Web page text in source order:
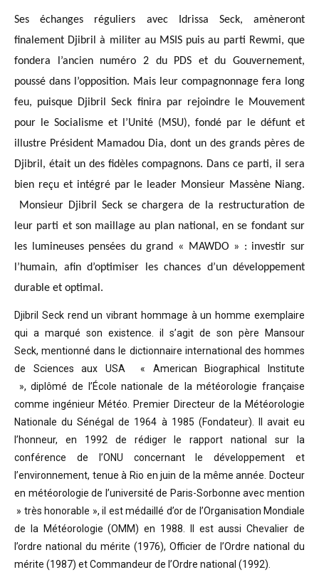
Ses échanges réguliers avec Idrissa Seck, amèneront
finalement Djibril à militer au MSIS puis au parti Rewmi, que
fondera l’ancien numéro 2 du PDS et du Gouvernement,
poussé dans l’opposition. Mais leur compagnonnage fera long
feu, puisque Djibril Seck finira par rejoindre le Mouvement
pour le Socialisme et l’Unité (MSU), fondé par le défunt et
illustre Président Mamadou Dia, dont un des grands pères de
Djibril, était un des fidèles compagnons. Dans ce parti, il sera
bien reçu et intégré par le leader Monsieur Massène Niang.
Monsieur Djibril Seck se chargera de la restructuration de
leur parti et son maillage au plan national, en se fondant sur
les lumineuses pensées du grand « MAWDO » : investir sur
l’humain, afin d’optimiser les chances d’un développement
durable et optimal.
Djibril Seck rend un vibrant hommage à un homme exemplaire
qui a marqué son existence. il s’agit de son père Mansour
Seck,mentionné dans le dictionnaire international des hommes
de Sciences aux USA « American Biographical Institute
», diplômé de l’École nationale de la météorologie française
comme ingénieur Météo. Premier Directeur de la Météorologie
Nationale du Sénégal de 1964 à 1985 (Fondateur). Il avait eu
l’honneur, en 1992 de rédiger le rapport national sur la
conférence de l’ONU concernant le développement et
l’environnement, tenue à Rio en juin de la même année.
Docteur
en météorologie de l’université de Paris-Sorbonne avec mention
» très honorable », il est médaillé d’or de l’Organisation Mondiale
de la Météorologie (OMM) en 1988. Il est aussi Chevalier de
l’ordre national du mérite (1976), Officier de l’Ordre national du
mérite (1987) et Commandeur de l’Ordre national (1992).